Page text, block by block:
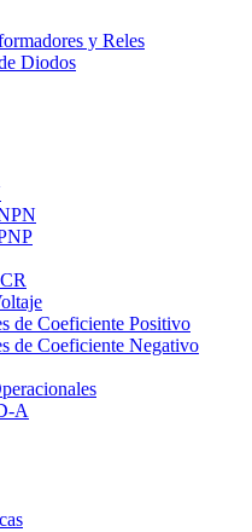
y Reles
Diodos
de Coeficiente Positivo
de Coeficiente Negativo
A